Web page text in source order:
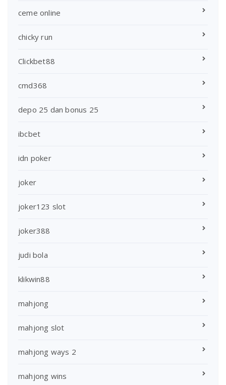
ceme online
chicky run
Clickbet88
cmd368
depo 25 dan bonus 25
ibcbet
idn poker
joker
joker123 slot
joker388
judi bola
klikwin88
mahjong
mahjong slot
mahjong ways 2
mahjong wins